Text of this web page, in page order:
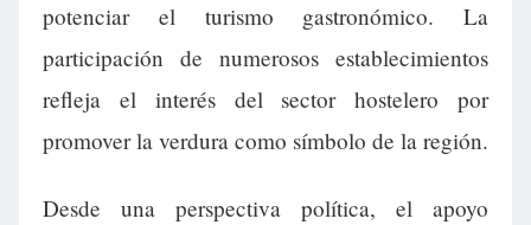
potenciar el turismo gastronómico. La
participación de numerosos establecimientos
refleja el interés del sector hostelero por
promover la verdura como símbolo de la región.
Desde una perspectiva política, el apoyo